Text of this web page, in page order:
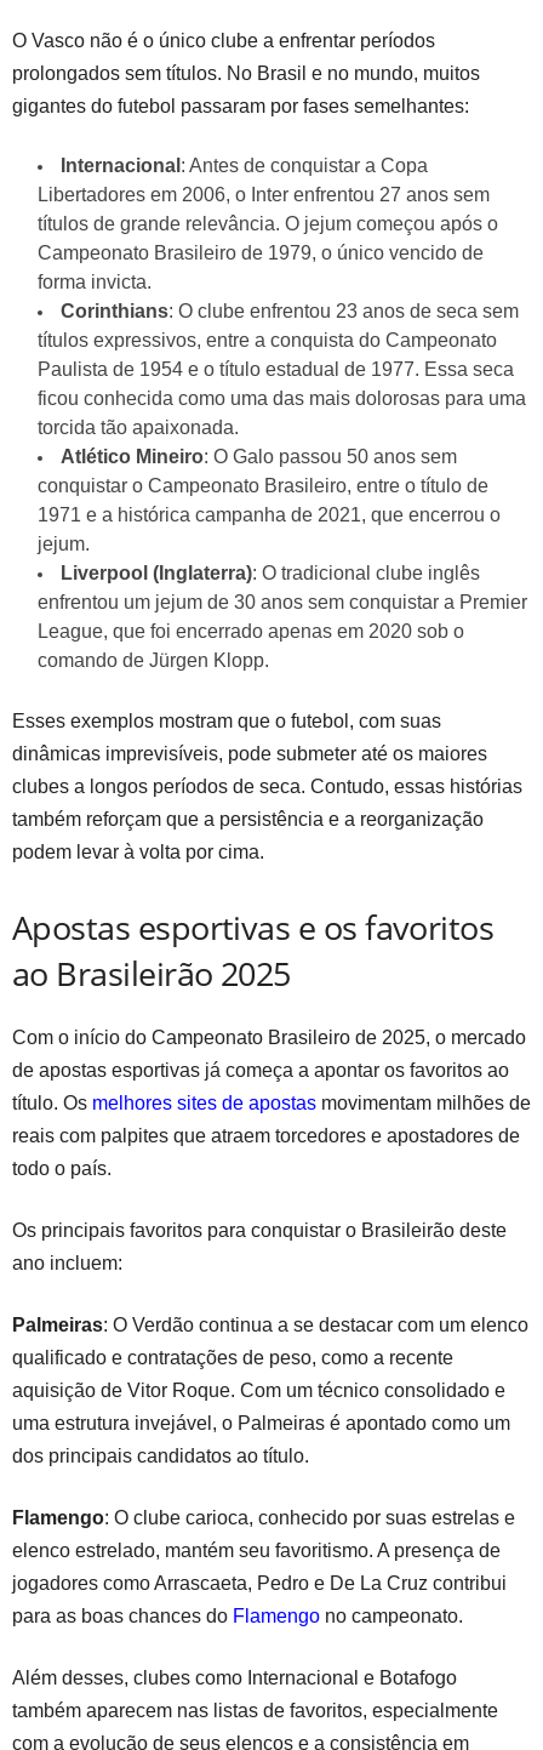
O Vasco não é o único clube a enfrentar períodos
prolongados sem títulos. No Brasil e no mundo, muitos
gigantes do futebol passaram por fases semelhantes:
Internacional : Antes de conquistar a Copa
Libertadores em 2006, o Inter enfrentou 27 anos sem
títulos de grande relevância. O jejum começou após o
Campeonato Brasileiro de 1979, o único vencido de
forma invicta.
Corinthians: O clube enfrentou 23 anos de seca sem
títulos expressivos, entre a conquista do Campeonato
Paulista de 1954 e o título estadual de 1977. Essa seca
ficou conhecida como uma das mais dolorosas para uma
torcida tão apaixonada.
Atlético Mineiro: O Galo passou 50 anos sem
conquistar o Campeonato Brasileiro, entre o título de
1971 e a histórica campanha de 2021, que encerrou o
jejum.
Liverpool (Inglaterra): O tradicional clube inglês
enfrentou um jejum de 30 anos sem conquistar a Premier
League, que foi encerrado apenas em 2020 sob o
comando de Jürgen Klopp.
Esses exemplos mostram que o futebol, com suas
dinâmicas imprevisíveis, pode submeter até os maiores
clubes a longos períodos de seca. Contudo, essas histórias
também reforçam que a persistência e a reorganização
podem levar à volta por cima.
Apostas esportivas e os favoritos
ao Brasileirão 2025
Com o início do Campeonato Brasileiro de 2025, o mercado
de apostas esportivas já começa a apontar os favoritos ao
título. Os melhores sites de apostas movimentam milhões de
reais com palpites que atraem torcedores e apostadores de
todo o país.
Os principais favoritos para conquistar o Brasileirão deste
ano incluem:
Palmeiras: O Verdão continua a se destacar com um elenco
qualificado e contratações de peso, como a recente
aquisição de Vitor Roque. Com um técnico consolidado e
uma estrutura invejável, o Palmeiras é apontado como um
dos principais candidatos ao título.
Flamengo: O clube carioca, conhecido por suas estrelas e
elenco estrelado, mantém seu favoritismo. A presença de
jogadores como Arrascaeta, Pedro e De La Cruz contribui
para as boas chances do Flamengo no campeonato.
Além desses, clubes como Internacional e Botafogo
também aparecem nas listas de favoritos, especialmente
com a evolução de seus elencos e a consistência em